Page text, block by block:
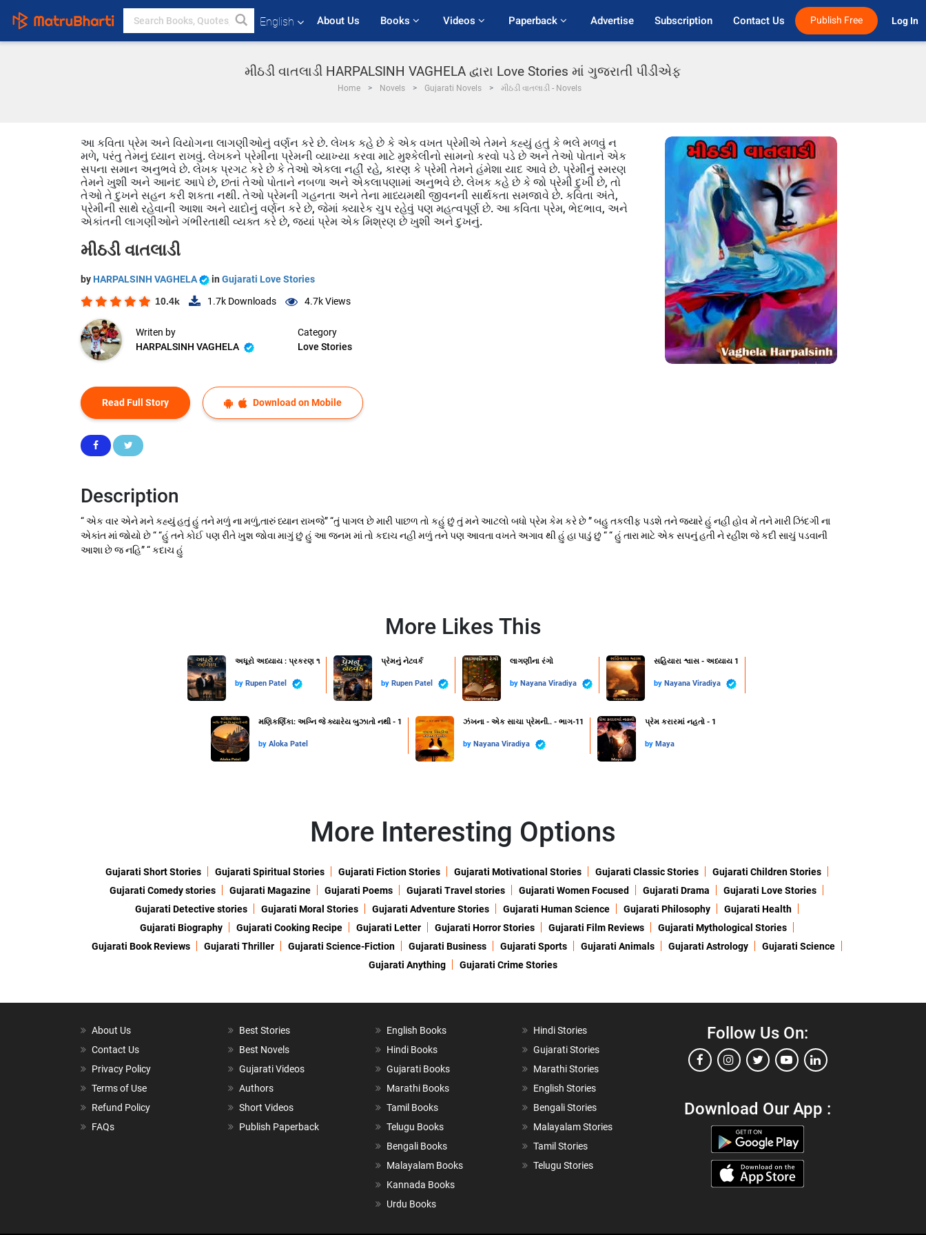
English About Us Books Videos Paperback Advertise Subscription Contact Us Publish Free Log In
મીઠડી વાતલાડી HARPALSINH VAGHELA દ્વારા Love Stories માં ગુજરાતી પીડીએફ
Home Novels Gujarati Novels મીઠડી વાતલાડી - Novels
આ કવિતા પ્રેમ અને વિયોગના લાગણીઓનું વર્ણન કરે છે. લેખક કહે છે કે એક વખત પ્રેમીએ તેમને કહ્યું હતું કે ભલે મળવું ન
મળે, પરંતુ તેમનું ધ્યાન રાખવું. લેખકને પ્રેમીના પ્રેમની વ્યાખ્યા કરવા માટે મુશ્કેલીનો સામનો કરવો પડે છે અને તેઓ પોતાને એક
સપના સમાન અનુભવે છે. લેખક પ્રગટ કરે છે કે તેઓ એકલા નહીં રહે, કારણ કે પ્રેમી તેમને હંમેશા યાદ આવે છે. પ્રેમીનું સ્મરણ
તેમને ખુશી અને આનંદ આપે છે, છતાં તેઓ પોતાને નબળા અને એકલાપણામાં અનુભવે છે. લેખક કહે છે કે જો પ્રેમી દુખી છે, તો
તેઓ તે દુખને સહન કરી શકતા નથી. તેઓ પ્રેમની ગહનતા અને તેના માધ્યમથી જીવનની સાર્થકતા સમજાવે છે. કવિતા અંતે,
પ્રેમીની સાથે રહેવાની આશા અને યાદોનું વર્ણન કરે છે, જેમાં ક્યારેક ચુપ રહેવું પણ મહત્વપૂર્ણ છે. આ કવિતા પ્રેમ, ભેદભાવ, અને
એકાંતની લાગણીઓને ગંભીરતાથી વ્યક્ત કરે છે, જ્યાં પ્રેમ એક મિશ્રણ છે ખુશી અને દુખનું.
મીઠડી વાતલાડી
by HARPALSINH VAGHELA in Gujarati Love Stories
10.4k 1.7k Downloads 4.7kViews
Writen by
HARPALSINH VAGHELA
Category
Love Stories
Read Full Story Download on Mobile
Description
“ એક વાર એને મને કહ્યું હતું હું તને મળું ના મળું,તારું ધ્યાન રાખજે” “તું પાગલ છે મારી પાછળ તો કહું છું તું મને આટલો બધો પ્રેમ કેમ કરે છે ” બહુ તકલીફ પડશે તને જયારે હું નહી હોવ મેં તને મારી ઝિંદગી ના
એકાંત માં જોયો છે “ “હું તને કોઈ પણ રીતે ખુશ જોવા માગું છું હું આ જનમ માં તો કદાચ નહી મળું તને પણ આવતા વખતે અગાવ થી હું હા પાડું છું “ “ હું તારા માટે એક સપનું હતી ને રહીશ જે કદી સાચું પડવાની
આશા છે જ નહિ” “ કદાચ હું
More Likes This
અધૂરો અધ્યાય : પ્રકરણ ૧
by Rupen Patel
પ્રેમનું નેટવર્ક
by Rupen Patel
લાગણીના રંગો
by Nayana Viradiya
સહિયારા શ્વાસ - અધ્યાય 1
by Nayana Viradiya
મણિકર્ણિકા: અગ્નિ જે ક્યારેય બુઝાતો નથી - 1
by Aloka Patel
ઝંખના - એક સાચા પ્રેમની.. - ભાગ-11
by Nayana Viradiya
પ્રેમ કરારમાં નહતો - 1
by Maya
More Interesting Options
Gujarati Short Stories Gujarati Spiritual Stories Gujarati Fiction Stories Gujarati Motivational Stories Gujarati Classic Stories
Gujarati Children Stories
Gujarati Comedy stories
Gujarati Magazine Gujarati Poems Gujarati Travel stories Gujarati Women Focused Gujarati Drama
Gujarati Love Stories
Gujarati Detective stories
Gujarati Moral Stories Gujarati Adventure Stories Gujarati Human Science Gujarati Philosophy
Gujarati Health
Gujarati Biography
Gujarati Cooking Recipe Gujarati Letter Gujarati Horror Stories Gujarati Film Reviews
Gujarati Mythological Stories
Gujarati Book Reviews
Gujarati Thriller Gujarati Science-Fiction Gujarati Business Gujarati Sports Gujarati Animals Gujarati Astrology
Gujarati Science
Gujarati Anything
Gujarati Crime Stories
About Us
Contact Us
Privacy Policy
Terms of Use
Refund Policy
FAQs
Best Stories
Best Novels
Gujarati Videos
Authors
Short Videos
Publish Paperback
English Books
Hindi Books
Gujarati Books
Marathi Books
Tamil Books
Telugu Books
Bengali Books
Malayalam Books
Kannada Books
Urdu Books
Hindi Stories
Gujarati Stories
Marathi Stories
English Stories
Bengali Stories
Malayalam Stories
Tamil Stories
Telugu Stories
Follow Us On:
Download Our App :